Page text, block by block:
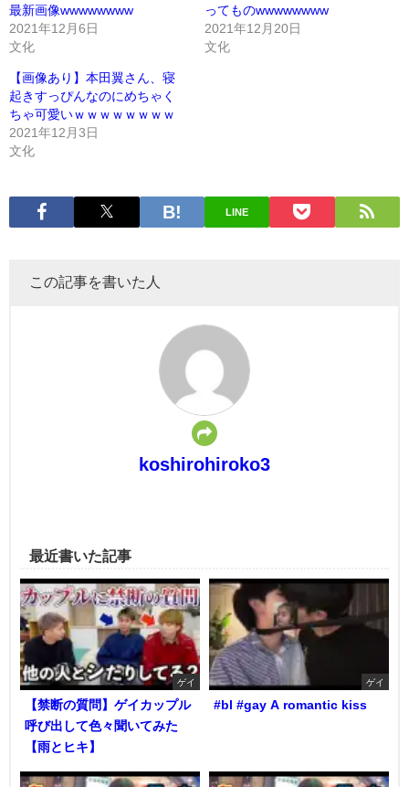
最新画像wwwwwwww
2021年12月6日
文化
ってものwwwwwwww
2021年12月20日
文化
【画像あり】本田翼さん、寝
起きすっぴんなのにめちゃく
ちゃ可愛いｗｗｗｗｗｗｗｗ
2021年12月3日
文化
LINE
この記事を書いた人
koshirohiroko3
最近書いた記事
ゲイ
【禁断の質問】ゲイカップル
呼び出して色々聞いてみた
【雨とヒキ】
ゲイ
#bl #gay A romantic kiss